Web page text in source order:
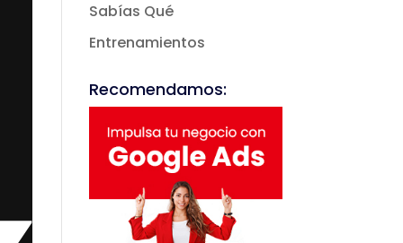
Sabías Qué
Entrenamientos
Recomendamos: